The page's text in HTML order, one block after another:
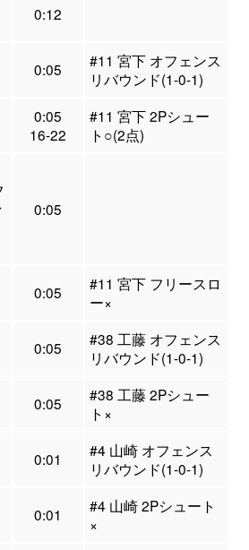
0:12
0:05
#11 宮下 オフェンス
リバウンド(1-0-1)
0:05
16-22
#11 宮下 2Pシュー
ト○(2点)
0:05
0:05
#11 宮下 フリースロ
ー×
0:05
#38 工藤 オフェンス
リバウンド(1-0-1)
0:05
#38 工藤 2Pシュー
ト×
0:01
#4 山崎 オフェンス
リバウンド(1-0-1)
0:01
#4 山崎 2Pシュート
×